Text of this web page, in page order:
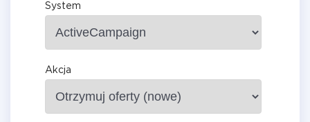
System
Akcja